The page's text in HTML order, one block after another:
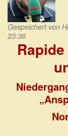
Gespeichert von
23:36